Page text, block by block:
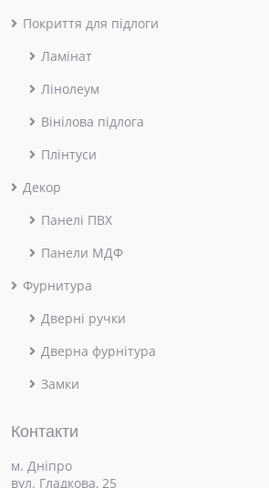
Покриття для підлоги
Ламінат
Лінолеум
Вінілова підлога
Плінтуси
Декор
Панелі ПВХ
Панели МДФ
Фурнитура
Дверні ручки
Дверна фурнітура
Замки
Контакти
м. Дніпро
вул. Гладкова, 25